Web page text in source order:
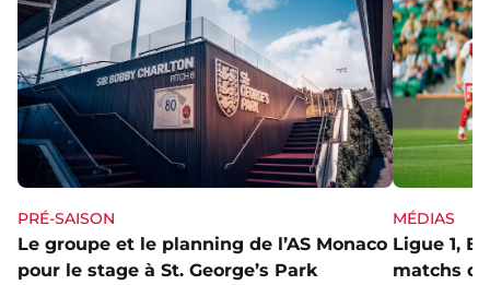
PRÉ-SAISON
Le groupe et le planning de l’AS Monaco
pour le stage à St. George’s Park
MÉDIAS
Ligue 1,
matchs